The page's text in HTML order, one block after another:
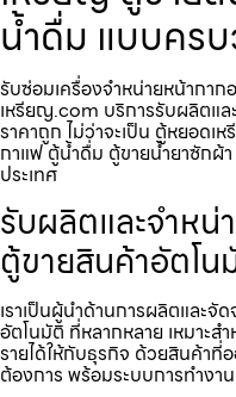
น้ำดื่ม แบบคร
รับซ่อมเครื่องจำหน่ายหน้ากา
เหรียญ.com บริการรับผลิตแล
ราคาถูก ไม่ว่าจะเป็น ตู้หยอด
กาแฟ ตู้น้ำดื่ม ตู้ขายน้ำยาซักผ้
ประเทศ
รับผลิตและจำหน่
ตู้ขายสินค้าอัตโน
เราเป็นผู้นำด้านการผลิตและจั
อัตโนมัติ ที่หลากหลาย เหมาะส
รายได้ให้กับธุรกิจ ด้วยสินค้า
ต้องการ พร้อมระบบการทำงา